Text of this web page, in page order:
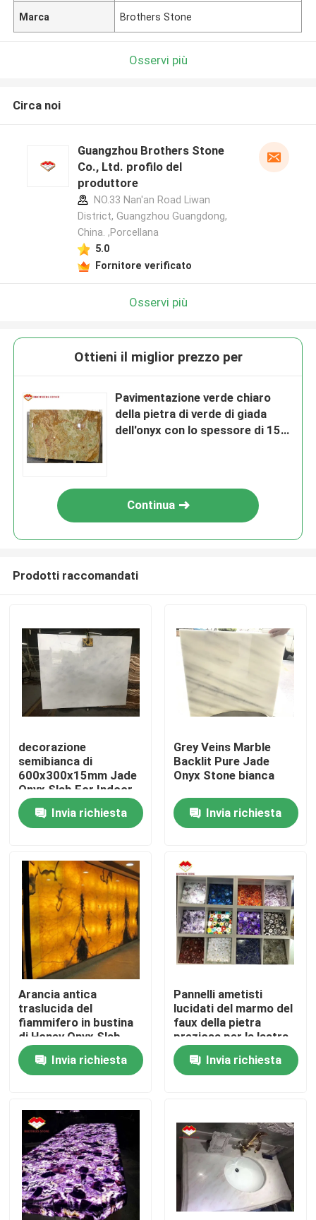
Casa.
Su di noi
Visita alla fabbrica
Controllo della qualità
Contattaci
Notizie
Casi
Chiedi un preventivo
Lastre di pietra del granito
Marca Brothers Stone
Osservi più
Circa noi
Guangzhou Brothers Stone
Co., Ltd. profilo del
produttore
NO.33 Nan'an Road Liwan
District, Guangzhou Guangdong,
China. ,Porcellana
5.0
Fornitore verificato
Osservi più
Ottieni il miglior prezzo per
Pavimentazione verde chiaro
della pietra di verde di giada
dell'onyx con lo spessore di 15-
Continua
Prodotti raccomandati
decorazione
semibianca di
600x300x15mm Jade
Onyx Slab For Indoor
Invia richiesta
Grey Veins Marble
Backlit Pure Jade
Onyx Stone bianca
Invia richiesta
Arancia antica
traslucida del
fiammifero in bustina
di Honey Onyx Slab
Amber Marble
Invia richiesta
Pannelli ametisti
lucidati del marmo del
faux della pietra
preziosa per la lastra
della parete della
decorazioneInvia richiesta